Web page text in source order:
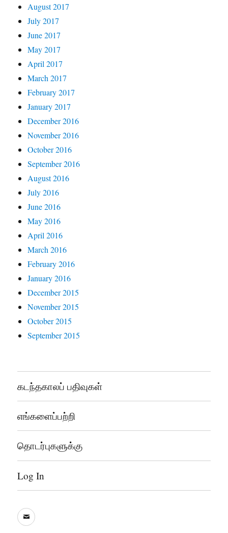
August 2017
July 2017
June 2017
May 2017
April 2017
March 2017
February 2017
January 2017
December 2016
November 2016
October 2016
September 2016
August 2016
July 2016
June 2016
May 2016
April 2016
March 2016
February 2016
January 2016
December 2015
November 2015
October 2015
September 2015
கடந்தகாலப் பதிவுகள்
எங்களைப்பற்றி
தொடர்புகளுக்கு
Log In
sooddram@gmail.com